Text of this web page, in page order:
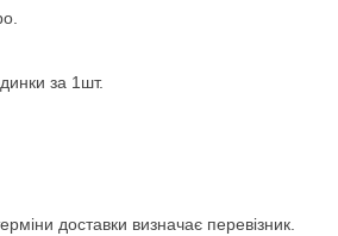
за 1шт.
доставки визначає перевізник.